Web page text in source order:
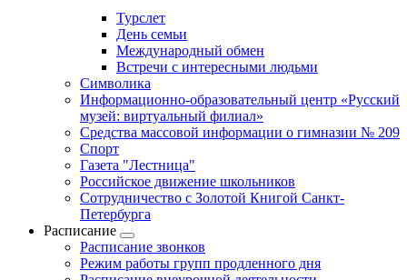
Турслет
День семьи
Международный обмен
Встречи с интересными людьми
Символика
Информационно-образовательный центр «Русский
музей: виртуальный филиал»
Средства массовой информации о гимназии № 209
Спорт
Газета "Лестница"
Российское движение школьников
Сотрудничество с Золотой Книгой Санкт-
Петербурга
Расписание
Расписание звонков
Режим работы групп продленного дня